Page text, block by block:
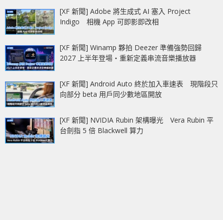
[XF 新聞] Adobe 將生成式 AI 塞入 Project
Indigo 相機 App 可即影即改相
[XF 新聞] Winamp 夥拍 Deezer 準備強勢回歸
2027 上半年登場‧重新定義串流音樂播放器
[XF 新聞] Android Auto 終於加入車速表 現階段只
向部分 beta 用戶同少數地區開放
[XF 新聞] NVIDIA Rubin 架構曝光 Vera Rubin 平
台劍指 5 倍 Blackwell 算力